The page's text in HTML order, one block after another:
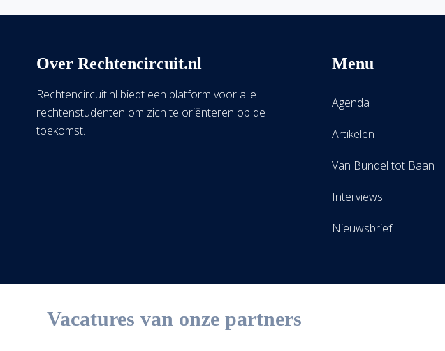
Over Rechtencircuit.nl
Rechtencircuit.nl biedt een platform voor alle
rechtenstudenten om zich te oriënteren op de
toekomst.
Menu
Agenda
Artikelen
Van Bundel tot Baan
Interviews
Nieuwsbrief
Vacatures van onze partners